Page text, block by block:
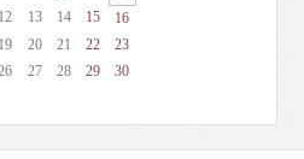
12 13 14 15
16
19 20 21 22
23
27 28 29
30